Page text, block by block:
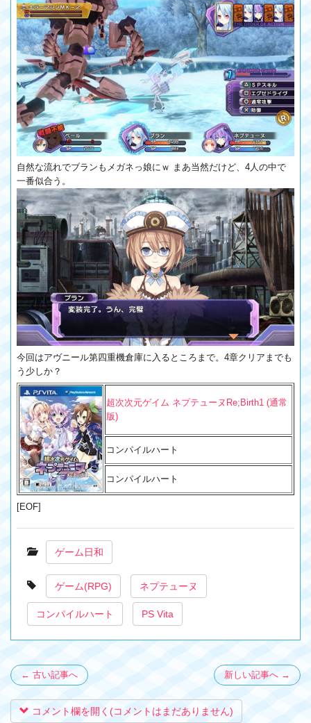
自然な流れでブランもメガネっ娘にｗ まあ当然だけど、4人の中で
一番似合う。
今回はアヴニール第四重機倉庫に入るところまで。4章クリアまでも
う少しか？
超次次元ゲイム ネプテューヌRe;Birth1 (通常
版)
コンパイルハート
コンパイルハート
[EOF]
ゲーム日和
ゲーム(RPG) ネプテューヌ
コンパイルハート PS Vita
← 古い記事へ 新しい記事へ →
コメント欄を開く(コメントはまだありません)